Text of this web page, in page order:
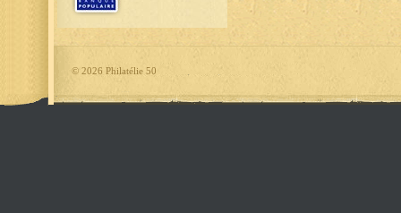
© 2026 Philatélie 50